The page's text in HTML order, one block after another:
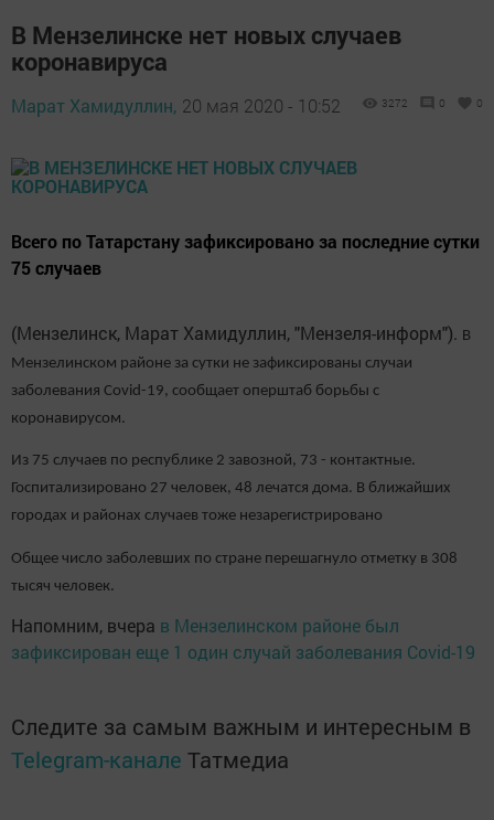
В Мензелинске нет новых случаев
коронавируса
Марат Хамидуллин, 20 мая 2020 - 10:52 3272 0 0
Всего по Татарстану зафиксировано за последние сутки
75 случаев
(Мензелинск, Марат Хамидуллин, "Мензеля-информ"). В
Мензелинском районе за сутки не зафиксированы случаи
заболевания Covid-19, сообщает оперштаб борьбы с
коронавирусом.
Из 75 случаев по республике 2 завозной, 73 - контактные.
Госпитализировано 27 человек, 48 лечатся дома. В ближайших
городах и районах случаев тоже незарегистрировано
Общее число заболевших по стране перешагнуло отметку в 308
тысяч человек.
Напомним, вчера в Мензелинском районе был
зафиксирован еще 1 один случай заболевания Covid-19
Следите за самым важным и интересным в
Telegram-канале Татмедиа